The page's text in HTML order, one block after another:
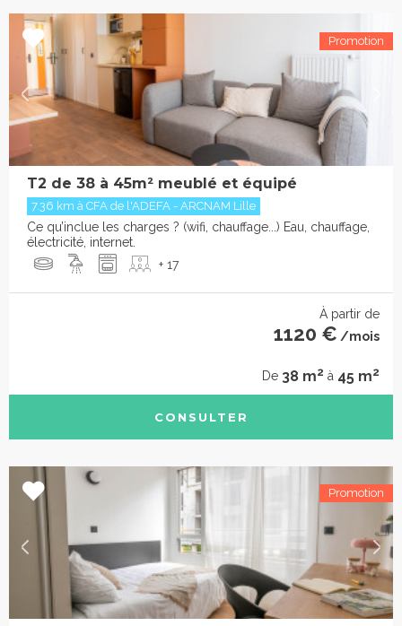
T2 de 38 à 45m² meublé et équipé
7.36 km à CFA de l'ADEFA - ARCNAM Lille
Ce qu’inclue les charges ? (wifi, chauffage...) Eau, chauffage,
électricité, internet.
+ 17
À partir de
1120 € /mois
De 38 m2 à 45 m2
CONSULTER